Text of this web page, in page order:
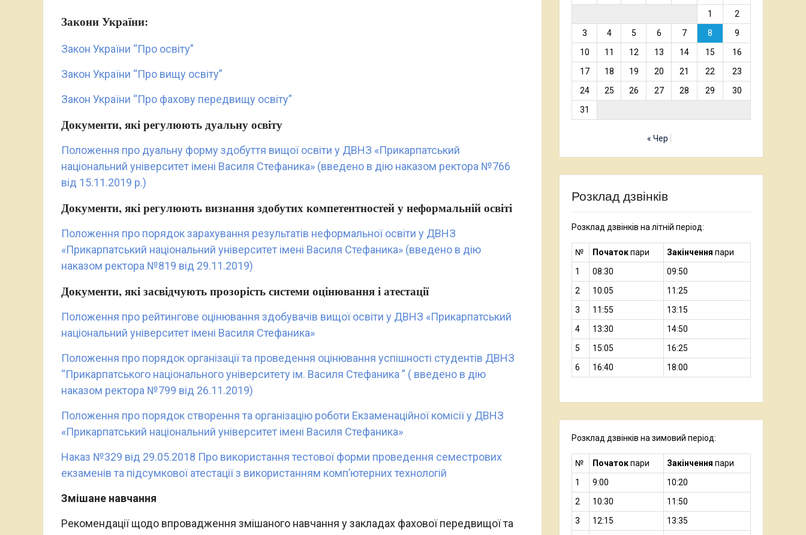
Закони України:
Закон України “Про освіту”
Закон України “Про вищу освіту”
Закон України “Про фахову передвищу освіту”
Документи, які регулюють дуальну освіту
Положення про дуальну форму здобуття вищої освіти у ДВНЗ «Прикарпатський
національний університет імені Василя Стефаника» (введено в дію наказом ректора №766
від 15.11.2019 р.)
Документи, які регулюють визнання здобутих компетентностей у неформальній освіті
Положення про порядок зарахування результатів неформальної освіти у ДВНЗ
«Прикарпатський національний університет імені Василя Стефаника» (введено в дію
наказом ректора №819 від 29.11.2019)
Документи, які засвідчують прозорість системи оцінювання і атестації
Положення про рейтингове оцінювання здобувачів вищої освіти у ДВНЗ «Прикарпатський
національний університет імені Василя Стефаника»
Положення про порядок організації та проведення оцінювання успішності студентів ДВНЗ
“Прикарпатського національного університету ім. Василя Стефаника ” ( введено в дію
наказом ректора №799 від 26.11.2019)
Положення про порядок створення та організацію роботи Екзаменаційної комісії у ДВНЗ
«Прикарпатський національний університет імені Василя Стефаника»
Наказ №329 від 29.05.2018 Про використання тестової форми проведення семестрових
екзаменів та підсумкової атестації з використанням комп’ютерних технологій
Змішане навчання
Рекомендації щодо впровадження змішаного навчання у закладах фахової передвищої та
1
2
3
4 5 6 7 8
9
10
11 12 13 14 15
16
17
18 19 20 21 22
23
24
25 26 27 28 29
30
31
« Чер
Розклад дзвінків
Розклад дзвінків на літній період:
№ Початокпари Закінчення пари
1
08:30
09:50
2
10:05
11:25
3
11:55
13:15
4
13:30
14:50
5
15:05
16:25
6
16:40 18:00
Розклад дзвінків на зимовий період:
№ Початокпари Закінчення пари
1
9:00
10:20
2
10:30
11:50
3
12:15 13:35